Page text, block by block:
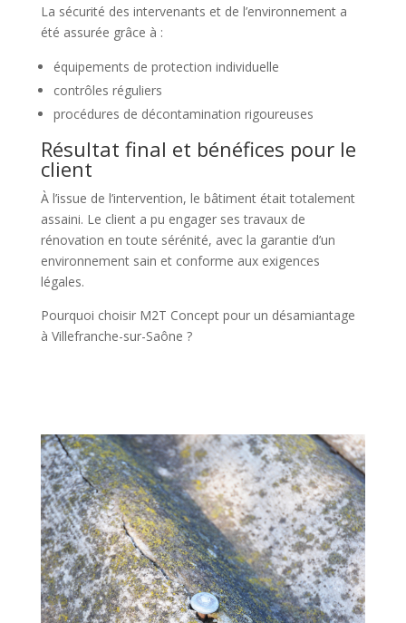
La sécurité des intervenants et de l’environnement a
été assurée grâce à :
équipements de protection individuelle
contrôles réguliers
procédures de décontamination rigoureuses
Résultat final et bénéfices pour le
client
À l’issue de l’intervention, le bâtiment était totalement
assaini. Le client a pu engager ses travaux de
rénovation en toute sérénité, avec la garantie d’un
environnement sain et conforme aux exigences
légales.
Pourquoi choisir M2T Concept pour un désamiantage
à Villefranche-sur-Saône ?